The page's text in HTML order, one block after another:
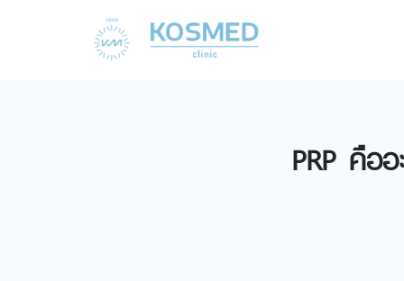
PRP คืออ